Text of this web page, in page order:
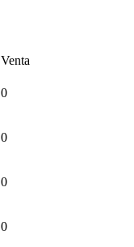
Venta
0
0
0
0